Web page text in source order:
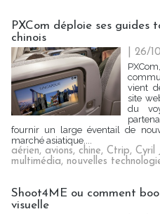
PXCom déploie ses guides
chinois
| 26/
vient
site
du
fournir un large éventail de
marché asiatique....
aérien, avions, chine, Ctrip, Cyril
multimédia, nouvelles
Shoot4ME ou comment
visuelle